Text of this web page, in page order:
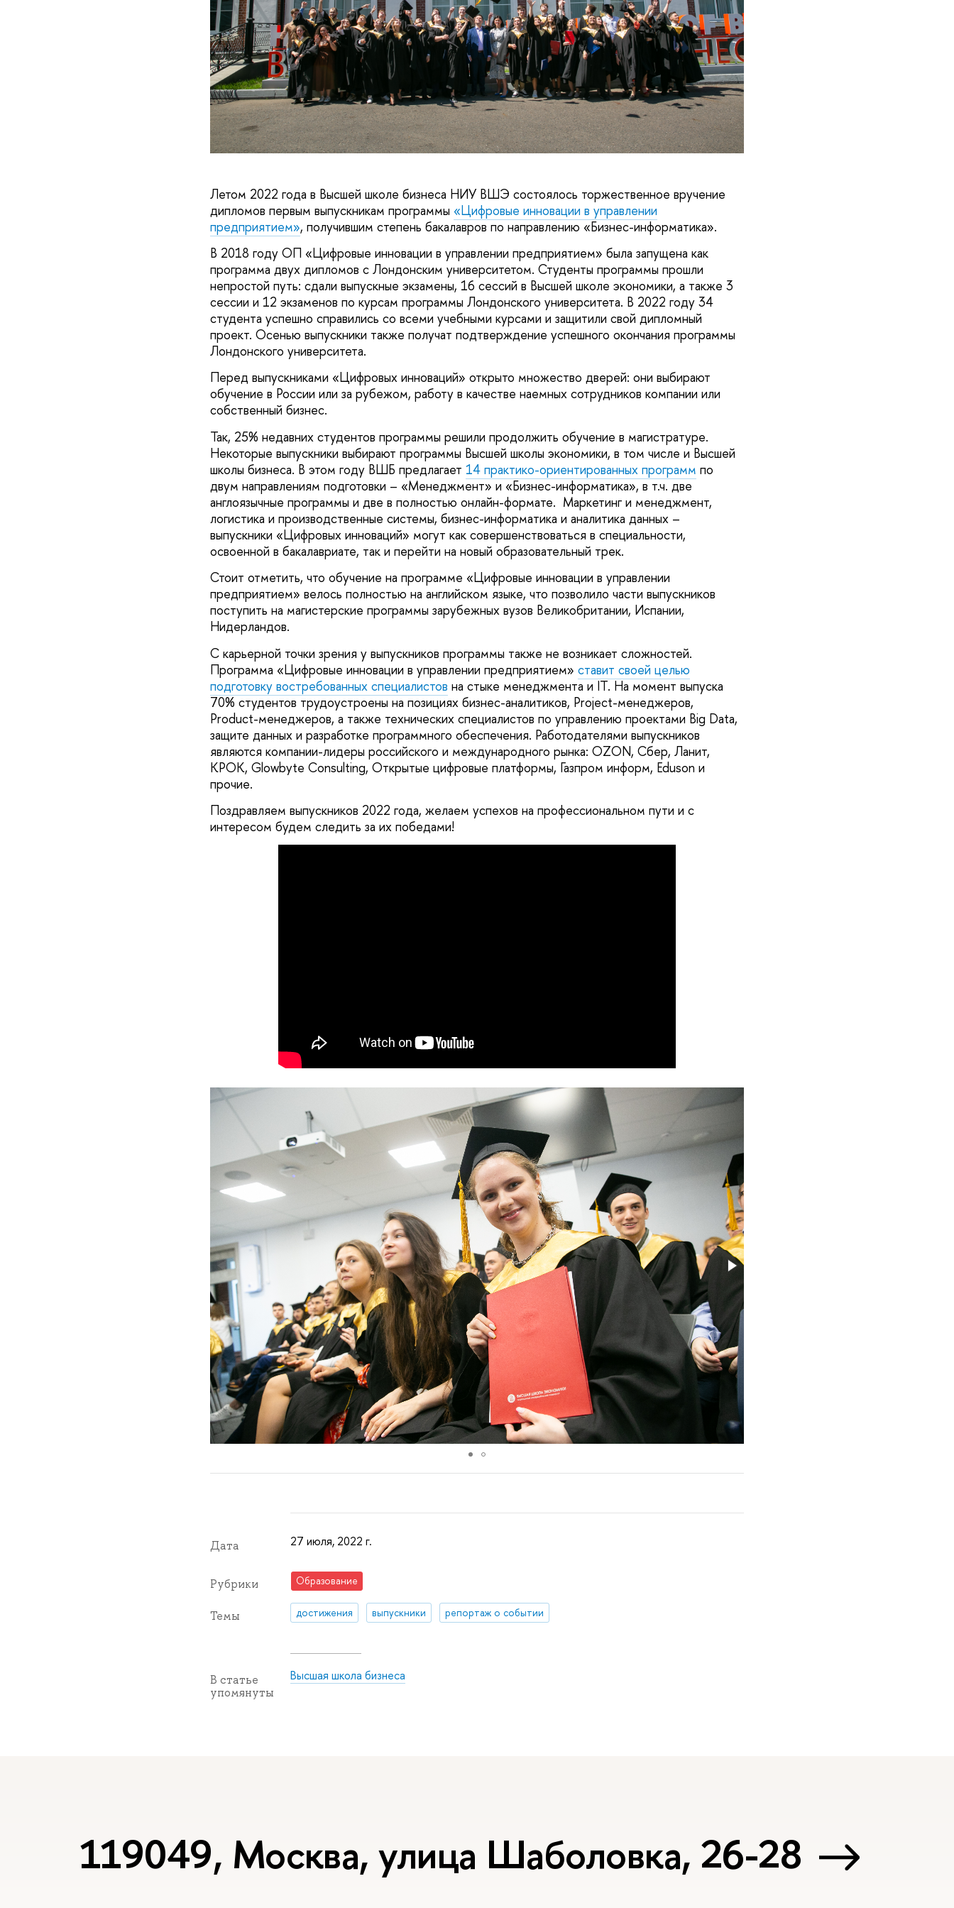
Летом 2022 года в Высшей школе бизнеса НИУ ВШЭ состоялось торжественное вручение
дипломов первым выпускникам программы «Цифровые инновации в управлении
предприятием», получившим степень бакалавров по направлению «Бизнес-информатика».
В 2018 году ОП «Цифровые инновации в управлении предприятием» была запущена как
программа двух дипломов с Лондонским университетом. Студенты программы прошли
непростой путь: сдали выпускные экзамены, 16 сессий в Высшей школе экономики, а также 3
сессии и 12 экзаменов по курсам программы Лондонского университета. В 2022 году 34
студента успешно справились со всеми учебными курсами и защитили свой дипломный
проект. Осенью выпускники также получат подтверждение успешного окончания программы
Лондонского университета.
Перед выпускниками «Цифровых инноваций» открыто множество дверей: они выбирают
обучение в России или за рубежом, работу в качестве наемных сотрудников компании или
собственный бизнес.
Так, 25% недавних студентов программы решили продолжить обучение в магистратуре.
Некоторые выпускники выбирают программы Высшей школы экономики, в том числе и Высшей
школы бизнеса. В этом году ВШБ предлагает 14 практико-ориентированных программ по
двум направлениям подготовки – «Менеджмент» и «Бизнес-информатика», в т.ч. две
англоязычные программы и две в полностью онлайн-формате. Маркетинг и менеджмент,
логистика и производственные системы, бизнес-информатика и аналитика данных –
выпускники «Цифровых инноваций» могут как совершенствоваться в специальности,
освоенной в бакалавриате, так и перейти на новый образовательный трек.
Стоит отметить, что обучение на программе «Цифровые инновации в управлении
предприятием» велось полностью на английском языке, что позволило части выпускников
поступить на магистерские программы зарубежных вузов Великобритании, Испании,
Нидерландов.
С карьерной точки зрения у выпускников программы также не возникает сложностей.
Программа «Цифровые инновации в управлении предприятием» ставит своей целью
подготовку востребованных специалистов на стыке менеджмента и IT. На момент выпуска
70% студентов трудоустроены на позициях бизнес-аналитиков, Project-менеджеров,
Product-менеджеров, а также технических специалистов по управлению проектами Big Data,
защите данных и разработке программного обеспечения. Работодателями выпускников
являются компании-лидеры российского и международного рынка: OZON, Сбер, Ланит,
КРОК, Glowbyte Consulting, Открытые цифровые платформы, Газпром информ, Eduson и
прочие.
Поздравляем выпускников 2022 года, желаем успехов на профессиональном пути и с
интересом будем следить за их победами!
Дата 27 июля, 2022 г.
Рубрики Образование
Темы достижения выпускники репортаж о событии
В статье
упомянуты
Высшая школа бизнеса
119049, Москва, улица Шаболовка, 26-28